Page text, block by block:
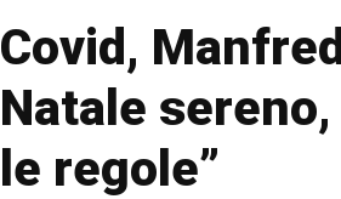
Covid,
Natale
le regole”